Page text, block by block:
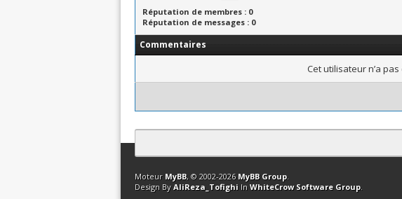
Réputation de membres : 0
Réputation de messages : 0
Commentaires
Cet utilisateur n’a
Contact Club Affiliation Retourner en haut Version bas-
Moteur MyBB, © 2002-2026 MyBB Group.
Design By AliReza_Tofighi In WhiteCrow Software Group.